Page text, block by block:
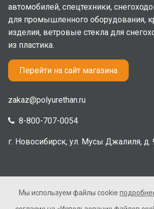
автомобилей, спецтехники,
для промышленного оборудования,
изделия, ветровые стекла для
из пластика.
Перейти на сайт магазина
zakaz@polyurethan.ru
8-800-707-0054
г. Новосибирск, ул. Мусы Джалиля, д.
2005-2026 © Полиуретан. Все
Мы используем файлы cookie